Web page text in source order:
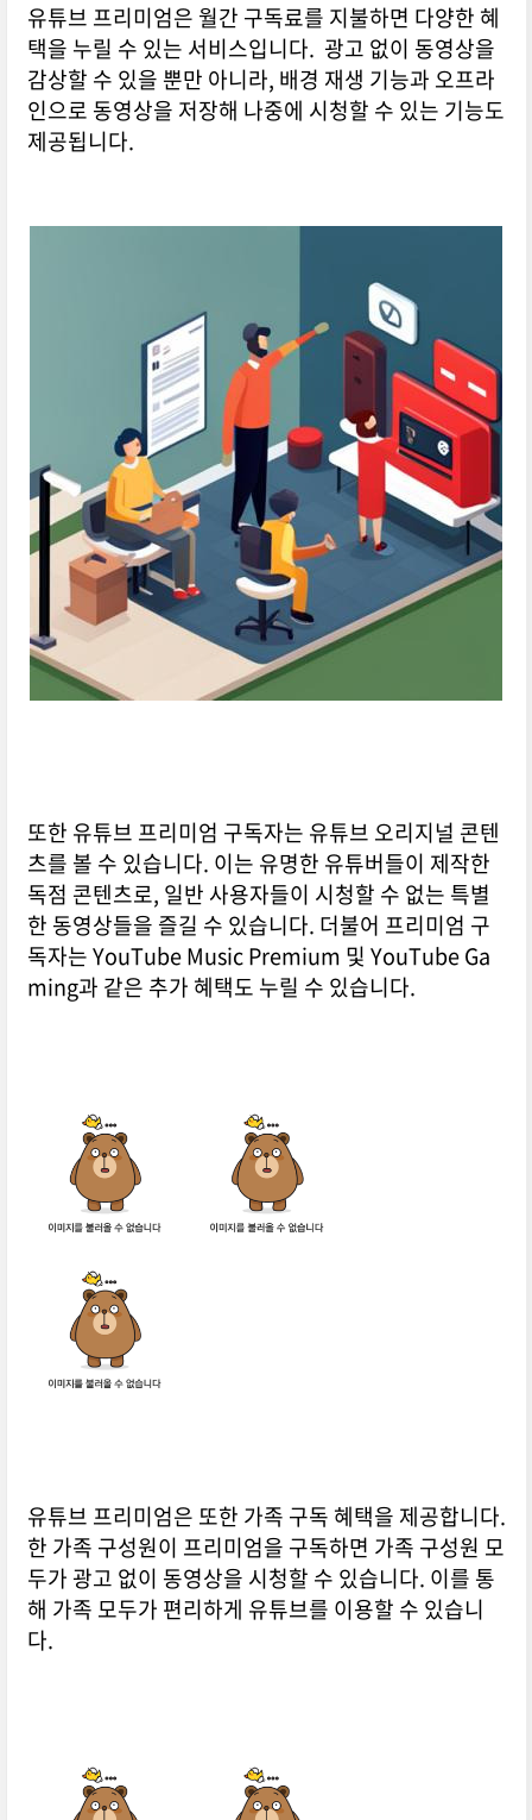
유튜브 프리미엄은 월간 구독료를 지불하면 다양한 혜
택을 누릴 수 있는 서비스입니다. 광고 없이 동영상을
감상할 수 있을 뿐만 아니라, 배경 재생 기능과 오프라
인으로 동영상을 저장해 나중에 시청할 수 있는 기능도
제공됩니다.
또한 유튜브 프리미엄 구독자는 유튜브 오리지널 콘텐
츠를 볼 수 있습니다. 이는 유명한 유튜버들이 제작한
독점 콘텐츠로, 일반 사용자들이 시청할 수 없는 특별
한 동영상들을 즐길 수 있습니다. 더불어 프리미엄 구
독자는 YouTube Music Premium 및 YouTube Ga
ming과 같은 추가 혜택도 누릴 수 있습니다.
유튜브 프리미엄은 또한 가족 구독 혜택을 제공합니다.
한 가족 구성원이 프리미엄을 구독하면 가족 구성원 모
두가 광고 없이 동영상을 시청할 수 있습니다. 이를 통
해 가족 모두가 편리하게 유튜브를 이용할 수 있습니
다.